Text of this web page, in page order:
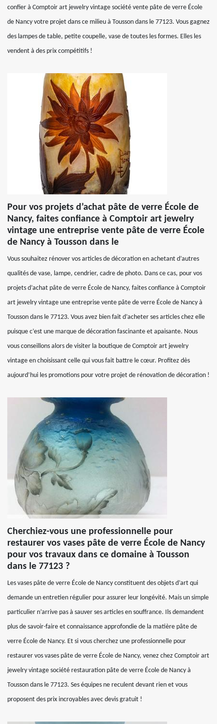
confier à Comptoir art jewelry vintage société vente pâte de verre École
de Nancy votre projet dans ce milieu à Tousson dans le 77123. Vous gagnez
des lampes de table, petite coupelle, vase de toutes les formes. Elles les
vendent à des prix compétitifs !
Pour vos projets d’achat pâte de verre École de
Nancy, faites confiance à Comptoir art jewelry
vintage une entreprise vente pâte de verre École
de Nancy à Tousson dans le
Vous souhaitez rénover vos articles de décoration en achetant d’autres
qualités de vase, lampe, cendrier, cadre de photo. Dans ce cas, pour vos
projets d’achat pâte de verre École de Nancy, faites confiance à Comptoir
art jewelry vintage une entreprise vente pâte de verre École de Nancy à
Tousson dans le 77123. Vous avez bien fait d’acheter ses articles chez elle
puisque c’est une marque de décoration fascinante et apaisante. Nous
vous conseillons alors de visiter la boutique de Comptoir art jewelry
vintage en choisissant celle qui vous fait battre le cœur. Profitez dès
aujourd’hui les promotions pour votre projet de rénovation de décoration !
Cherchiez-vous une professionnelle pour
restaurer vos vases pâte de verre École de Nancy
pour vos travaux dans ce domaine à Tousson
dans le 77123 ?
Les vases pâte de verre École de Nancy constituent des objets d’art qui
demande un entretien régulier pour assurer leur longévité. Mais un simple
particulier n’arrive pas à sauver ses articles en souffrance. Ils demandent
plus de savoir-faire et connaissance approfondie de la matière pâte de
verre École de Nancy. Et si vous cherchez une professionnelle pour
restaurer vos vases pâte de verre École de Nancy, venez chez Comptoir art
jewelry vintage société restauration pâte de verre École de Nancy à
Tousson dans le 77123. Ses équipes ne reculent devant rien et vous
proposent des prix incroyables avec devis gratuit !